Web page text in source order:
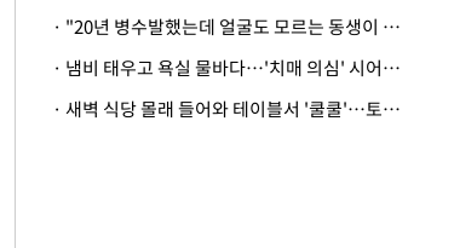
· "20년 병수발했는데 얼굴도 모르는 동생이 유산 절반을"…배다른 형제 상속권 있을까
· 냄비 태우고 욕실 물바다…'치매 의심' 시어머니 검사 권유했다가 '날벼락'
· 새벽 식당 몰래 들어와 테이블서 '쿨쿨'…토사물 남기고 사라진 남성